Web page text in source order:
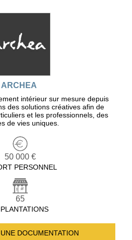
ARCHEA
intérieur sur mesure depuis
des solutions créatives afin de
et les professionnels, des
de vies uniques.
50 000 €
PERSONNEL
65
DOCUMENTATION